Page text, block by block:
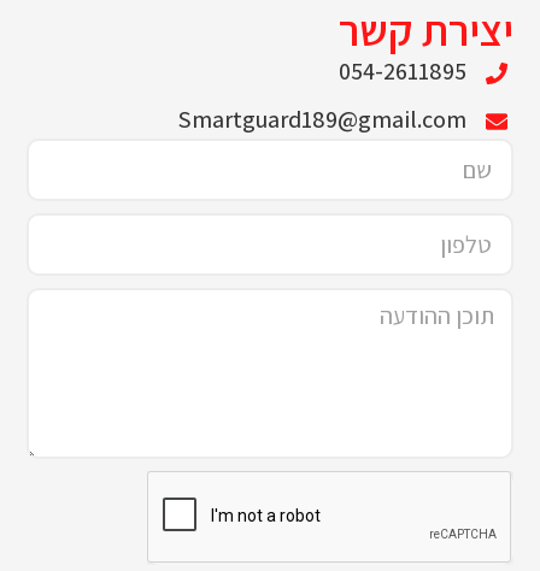
יצירת קשר
054-2611895
Smartguard189@gmail.com